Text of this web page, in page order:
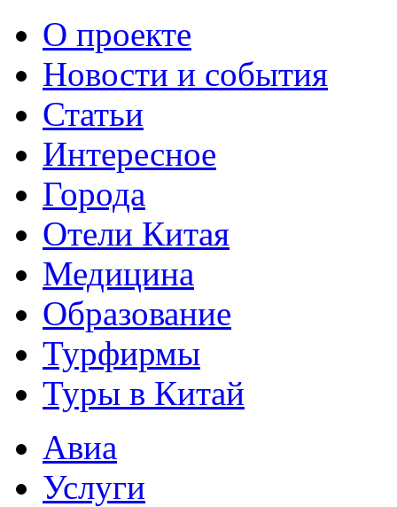
О проекте
Новости и события
Статьи
Интересное
Города
Отели Китая
Медицина
Образование
Турфирмы
Туры в Китай
Авиа
Услуги